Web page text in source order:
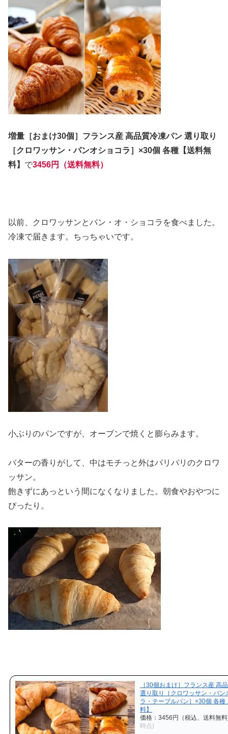
増量［おまけ30個］フランス産 高品質冷凍パン 選り取り
［クロワッサン・パンオショコラ］×30個 各種【送料無
料】 で3456円（送料無料）
以前、クロワッサンとパン・オ・ショコラを食べました。
冷凍で届きます。ちっちゃいです。
小ぶりのパンですが、オーブンで焼くと膨らみます。
バターの香りがして、中はモチっと外はパリパリのクロワ
ッサン。
飽きずにあっという間になくなりました。朝食やおやつに
ぴったり。
［30個おまけ］フランス産 高
選り取り［クロワッサン・パン
ラ・テーブルパン］×30個 各種
料】
価格：3456円（税込、送料無
時点)